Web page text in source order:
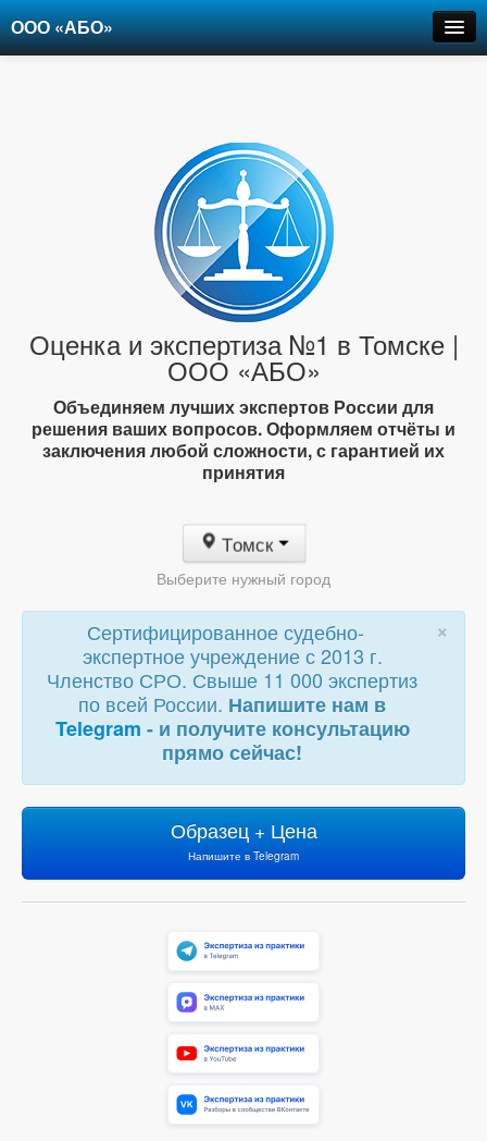
ООО «АБО»
Оценка и экспертиза №1 в Томске |
ООО «АБО»
Объединяем лучших экспертов России для
решения ваших вопросов. Оформляем отчёты и
заключения любой сложности, с гарантией их
принятия
Томск
Выберите нужный город
×
Сертифицированное судебно-
экспертное учреждение с 2013 г.
Членство СРО. Свыше 11 000 экспертиз
по всей России. Напишите нам в
Telegram - и получите консультацию
прямо сейчас!
Образец + Цена
Напишите в Telegram